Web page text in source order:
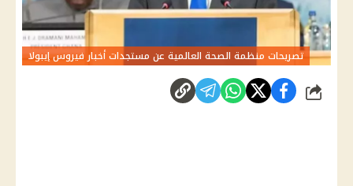
تصريحات منظمة الصحة العالمية عن مستجدات أخبار فيروس إيبولا
شارك